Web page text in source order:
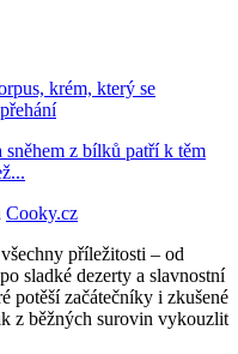
krém, který se
z bílků patří k těm
Cooky.cz
příležitosti – od
sladké dezerty a slavnostní
potěší začátečníky i zkušené
z běžných surovin vykouzlit